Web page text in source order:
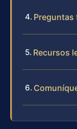
Preguntas
Recursos